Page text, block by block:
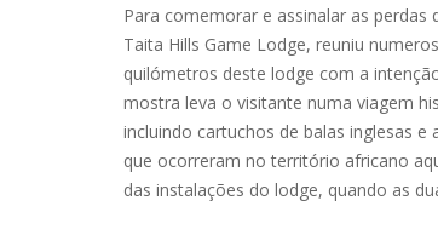
Para comemorar e assinalar as
Taita Hills Game Lodge, reuniu
quilómetros deste lodge com a
mostra leva o visitante numa viagem
incluindo cartuchos de balas inglesas
que ocorreram no território africano
das instalações do lodge, quando as